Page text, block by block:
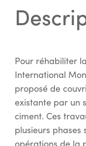
Pour réhabiliter
International
proposé de
existante par un
ciment. Ces
plusieurs phases